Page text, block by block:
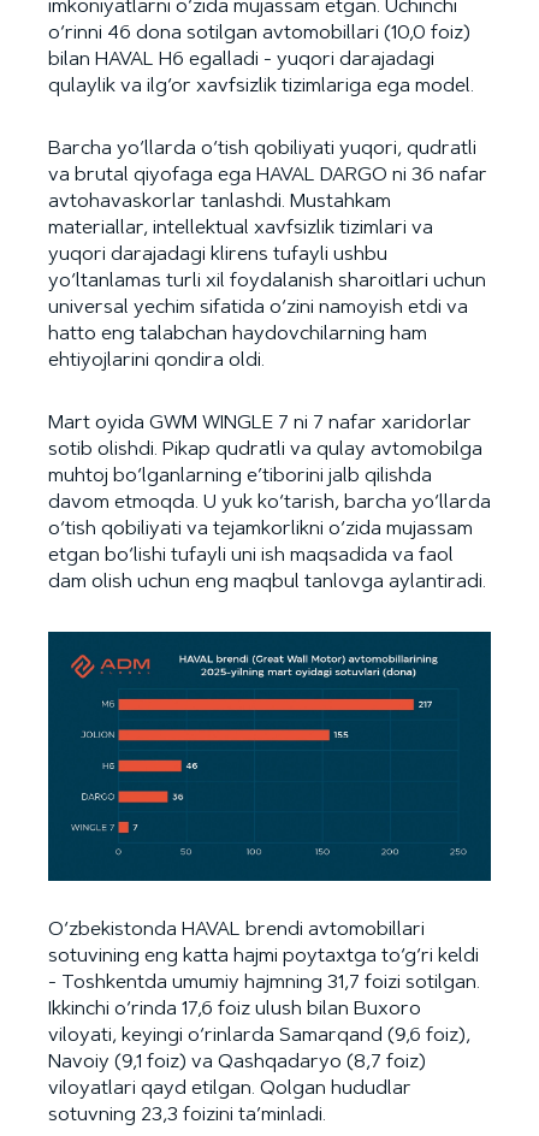
imkoniyatlarni o‘zida mujassam etgan. Uchinchi
o‘rinni 46 dona sotilgan avtomobillari (10,0 foiz)
bilan HAVAL H6 egalladi - yuqori darajadagi
qulaylik va ilg‘or xavfsizlik tizimlariga ega model.
Barcha yo‘llarda o‘tish qobiliyati yuqori, qudratli
va brutal qiyofaga ega HAVAL DARGO ni 36 nafar
avtohavaskorlar tanlashdi. Mustahkam
materiallar, intellektual xavfsizlik tizimlari va
yuqori darajadagi klirens tufayli ushbu
yo‘ltanlamas turli xil foydalanish sharoitlari uchun
universal yechim sifatida o‘zini namoyish etdi va
hatto eng talabchan haydovchilarning ham
ehtiyojlarini qondira oldi.
Mart oyida GWM WINGLE 7 ni 7 nafar xaridorlar
sotib olishdi. Pikap qudratli va qulay avtomobilga
muhtoj bo‘lganlarning e’tiborini jalb qilishda
davom etmoqda. U yuk ko‘tarish, barcha yo‘llarda
o‘tish qobiliyati va tejamkorlikni o‘zida mujassam
etgan bo‘lishi tufayli uni ish maqsadida va faol
dam olish uchun eng maqbul tanlovga aylantiradi.
O‘zbekistonda HAVAL brendi avtomobillari
sotuvining eng katta hajmi poytaxtga to‘g‘ri keldi
- Toshkentda umumiy hajmning 31,7 foizi sotilgan.
Ikkinchi o‘rinda 17,6 foiz ulush bilan Buxoro
viloyati, keyingi o‘rinlarda Samarqand (9,6 foiz),
Navoiy (9,1 foiz) va Qashqadaryo (8,7 foiz)
viloyatlari qayd etilgan. Qolgan hududlar
sotuvning 23,3 foizini ta’minladi.